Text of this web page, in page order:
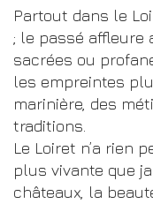
Partout dans le
; le passé affleure
sacrées ou
les empreintes
marinière, des
traditions.
Le Loiret n’a rien
plus vivante que
châteaux, la